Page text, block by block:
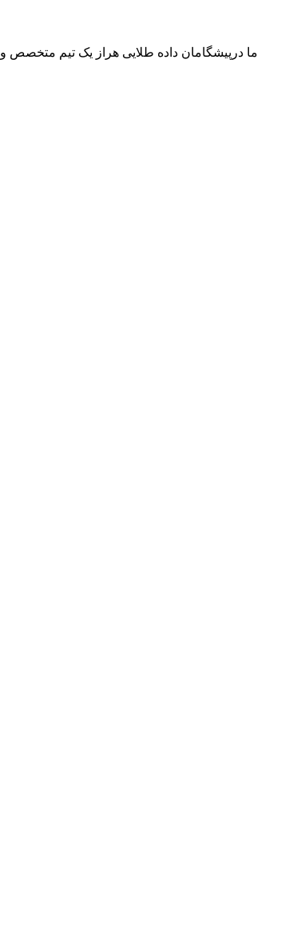
ما درپیشگامان داده طلایی هراز یک تیم متخصص